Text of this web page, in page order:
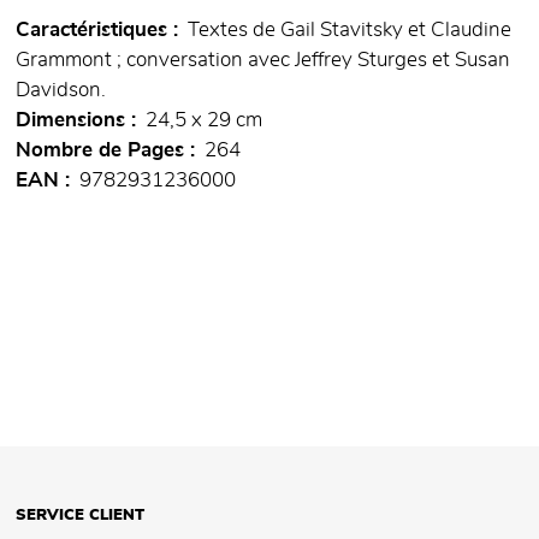
Caractéristiques
Textes de Gail Stavitsky et Claudine
Grammont ; conversation avec Jeffrey Sturges et Susan
Davidson.
Dimensions
24,5 x 29 cm
Nombre de Pages
264
EAN
9782931236000
SERVICE CLIENT